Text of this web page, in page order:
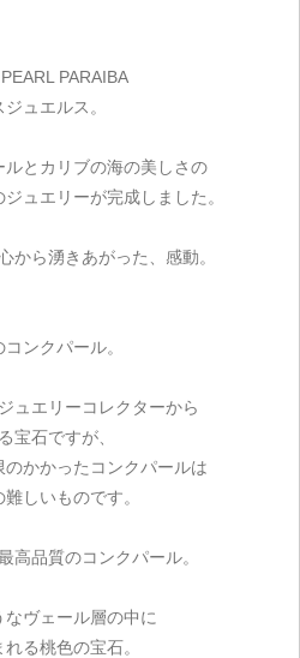
PARAIBA
ュエルス。
とカリブの海の美しさの
ュエリーが完成しました。
から湧きあがった、感動。
ンクパール。
ュエリーコレクターから
宝石ですが、
かかったコンクパールは
しいものです。
高品質のコンクパール。
なヴェール層の中に
る桃色の宝石。